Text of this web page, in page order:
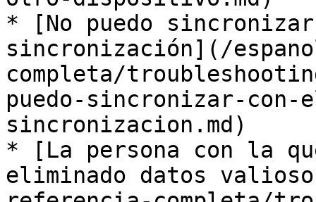
* [No puedo
sincronización](/
completa/
puedo-sincronizar-
sincronizacion.md)
* [La persona con la
eliminado datos